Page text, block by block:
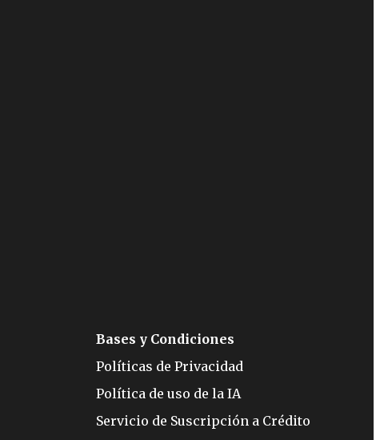
Bases y Condiciones
Políticas de Privacidad
Política de uso de la IA
Servicio de Suscripción a Crédito